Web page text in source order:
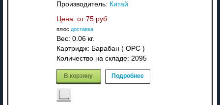
Производитель: Китай
Цена: от 75 руб
плюс доставка
Вес: 0.06 кг.
Картридж: Барабан ( OPC )
Количество на складе: 2095
В корзину Подробнее